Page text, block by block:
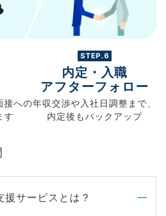
接への
す
STEP.6
内定・入職
アフターフォロー
年収交渉や入社日調整まで、
内定後もバックアップ
援サービスとは？